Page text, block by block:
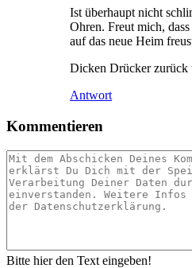
Ist überhaupt nicht
Ohren. Freut mich,
auf das neue Heim
Dicken Drücker zurück
Antwort
Kommentieren
Bitte hier den Text eingeben!